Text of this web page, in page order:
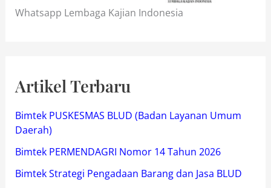
Whatsapp Lembaga Kajian Indonesia
Artikel Terbaru
Bimtek PUSKESMAS BLUD (Badan Layanan Umum
Daerah)
Bimtek PERMENDAGRI Nomor 14 Tahun 2026
Bimtek Strategi Pengadaan Barang dan Jasa BLUD